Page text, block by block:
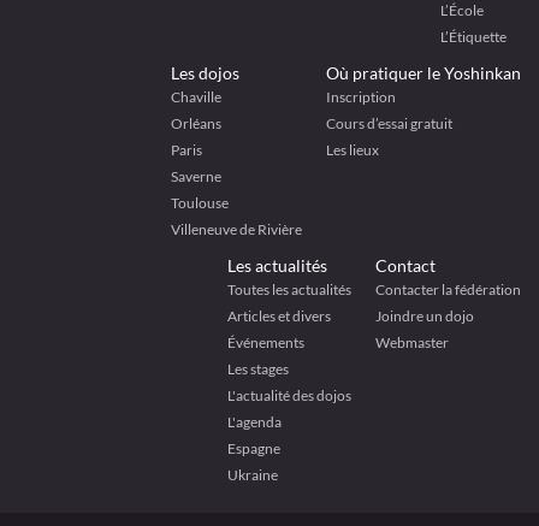
L’École
L’Étiquette
Les dojos
Chaville
Orléans
Paris
Saverne
Toulouse
Villeneuve de Rivière
Où pratiquer le Yoshinkan
Inscription
Cours d’essai gratuit
Les lieux
Les actualités
Toutes les actualités
Articles et divers
Événements
Les stages
L'actualité des dojos
L'agenda
Espagne
Ukraine
Contact
Contacter la fédération
Joindre un dojo
Webmaster